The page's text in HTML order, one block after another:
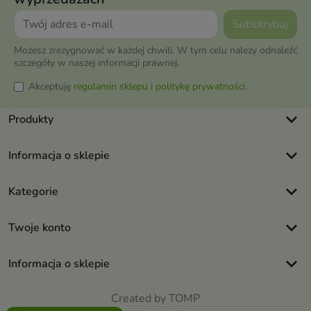
Możesz zrezygnować w każdej chwili. W tym celu należy odnaleźć
szczegóły w naszej informacji prawnej.
Akceptuję regulamin sklepu i politykę prywatności.
Produkty keyboard_arrow_down
Informacja o sklepie keyboard_arrow_down
Kategorie keyboard_arrow_down
Twoje konto keyboard_arrow_down
Informacja o sklepie keyboard_arrow_down
Created by TOMP